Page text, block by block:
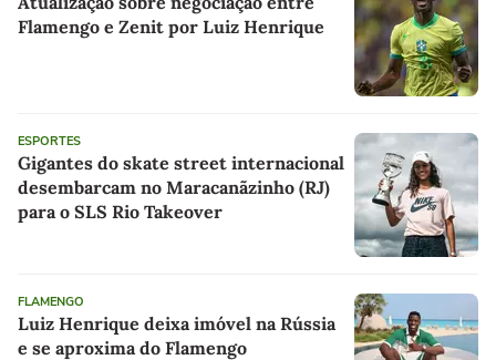
Flamengo e Zenit por Luiz Henrique
ESPORTES
Gigantes do skate street internacional
desembarcam no Maracanãzinho (RJ)
para o SLS Rio Takeover
FLAMENGO
Luiz Henrique deixa imóvel na Rússia
e se aproxima do Flamengo